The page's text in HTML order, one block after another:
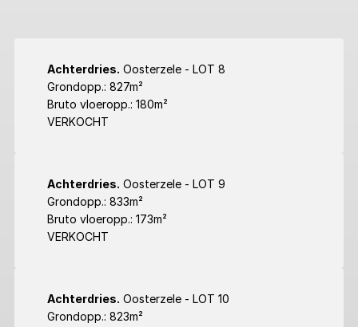
Achterdries. Oosterzele - LOT 8
Grondopp.: 827m²
Bruto vloeropp.: 180m²
VERKOCHT
Achterdries. Oosterzele - LOT 9
Grondopp.: 833m²
Bruto vloeropp.: 173m²
VERKOCHT
Achterdries. Oosterzele - LOT 10
Grondopp.: 823m²